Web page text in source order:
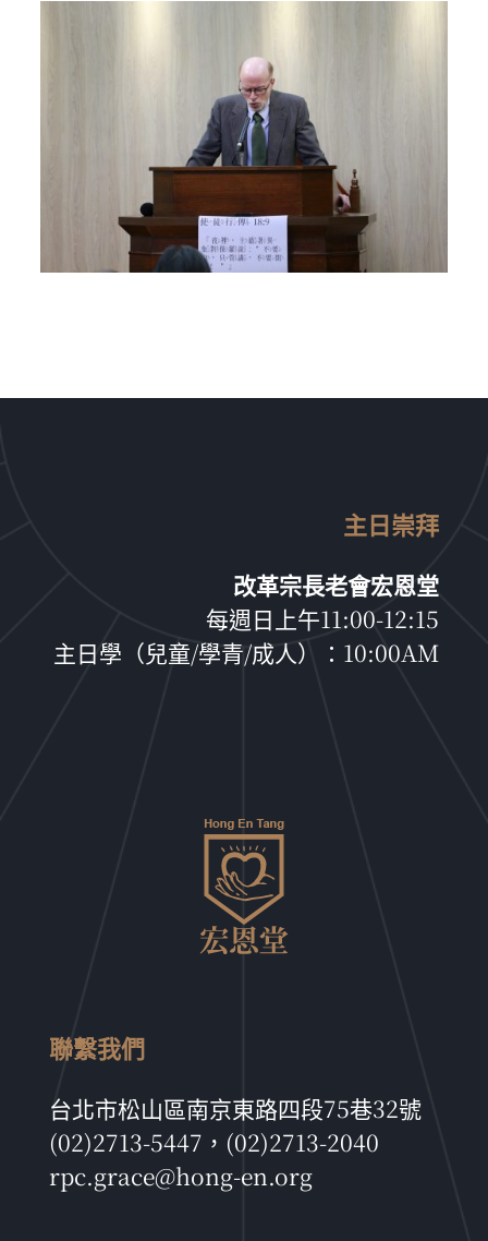
主日崇拜
改革宗長老會宏恩堂
每週日上午11:00-12:15
主日學（兒童/學青/成人）：10:00AM
聯繫我們
台北市松山區南京東路四段75巷32號
(02)2713-5447，(02)2713-2040
rpc.grace@hong-en.org